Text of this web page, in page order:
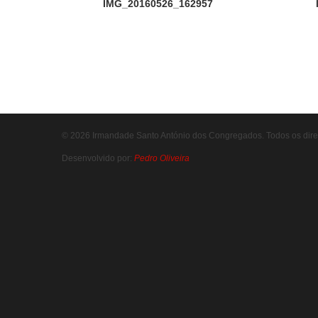
IMG_20160526_162957
© 2026 Irmandade Santo António dos Congregados. Todos os
Desenvolvido por: Pedro Oliveira